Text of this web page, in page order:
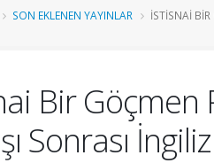
SON EKLENEN YAYINLAR İSTISNAI
Bir Göçmen
Sonrası